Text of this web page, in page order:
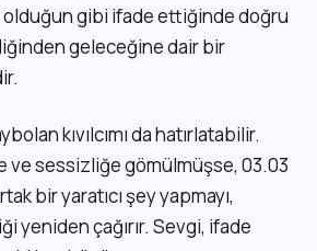
olduğun gibi ifade ettiğinde doğru
geleceğine dair bir
kıvılcımı da hatırlatabilir.
ve sessizliğe gömülmüşse, 03.03
bir yaratıcı şey yapmayı,
yeniden çağırır. Sevgi, ifade